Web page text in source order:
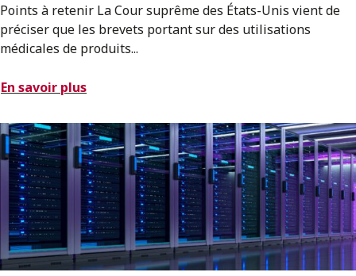
Points à retenir La Cour suprême des États-Unis vient de
préciser que les brevets portant sur des utilisations
médicales de produits...
En savoir plus